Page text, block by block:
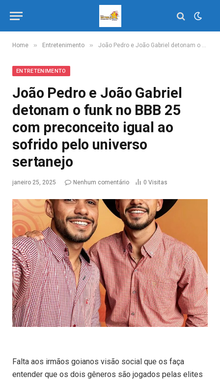
Home » Entretenimento » João Pedro e João Gabriel detonam o funk no BBB 25 com preconceito igual ao sofrido pelo universo sertanejo
ENTRETENIMENTO
João Pedro e João Gabriel
detonam o funk no BBB 25
com preconceito igual ao
sofrido pelo universo
sertanejo
janeiro 25, 2025 Nenhum comentário 0 Visitas
Falta aos irmãos goianos visão social que os faça
entender que os dois gêneros são jogados pelas elites